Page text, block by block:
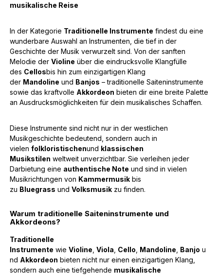
musikalische Reise
In der Kategorie Traditionelle Instrumente findest du eine
wunderbare Auswahl an Instrumenten, die tief in der
Geschichte der Musik verwurzelt sind. Von der sanften
Melodie der Violine über die eindrucksvolle Klangfülle
des Cellosbis hin zum einzigartigen Klang
der Mandoline und Banjos – traditionelle Saiteninstrumente
sowie das kraftvolle Akkordeon bieten dir eine breite Palette
an Ausdrucksmöglichkeiten für dein musikalisches Schaffen.
Diese Instrumente sind nicht nur in der westlichen
Musikgeschichte bedeutend, sondern auch in
vielen folkloristischenund klassischen
Musikstilen weltweit unverzichtbar. Sie verleihen jeder
Darbietung eine authentische Note und sind in vielen
Musikrichtungen von Kammermusik bis
zu Bluegrass und Volksmusik zu finden.
Warum traditionelle Saiteninstrumente und
Akkordeons?
Traditionelle
Instrumente wie Violine Viola Cello Mandoline Banjo u
nd Akkordeon bieten nicht nur einen einzigartigen Klang,
sondern auch eine tiefgehende musikalische